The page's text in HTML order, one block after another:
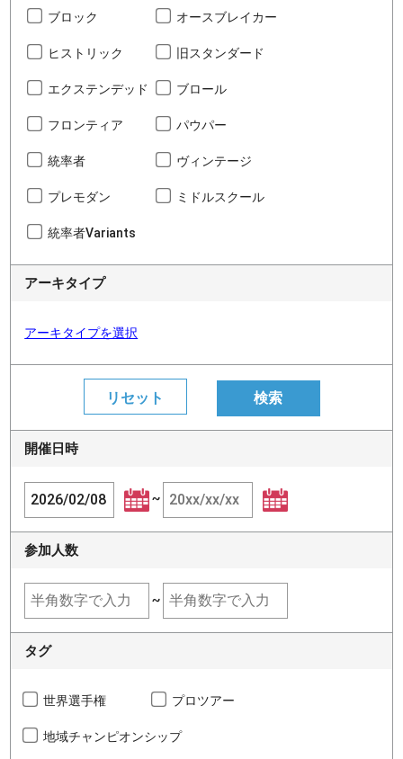
ブロック オースブレイカー
ヒストリック 旧スタンダード
エクステンデッド ブロール
フロンティア パウパー
統率者 ヴィンテージ
プレモダン ミドルスクール
統率者Variants
アーキタイプ
アーキタイプを選択
開催日時
~
参加人数
~
タグ
世界選手権 プロツアー
地域チャンピオンシップ